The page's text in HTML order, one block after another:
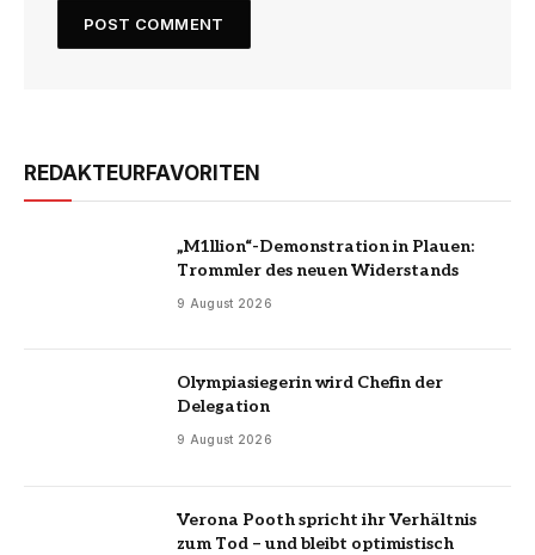
REDAKTEURFAVORITEN
„M1llion“-Demonstration in Plauen:
Trommler des neuen Widerstands
9 August 2026
Olympiasiegerin wird Chefin der
Delegation
9 August 2026
Verona Pooth spricht ihr Verhältnis
zum Tod – und bleibt optimistisch